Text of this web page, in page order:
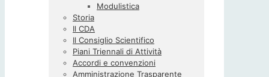
Modulistica
Storia
Il CDA
Il Consiglio Scientifico
Piani Triennali di Attività
Accordi e convenzioni
Amministrazione Trasparente